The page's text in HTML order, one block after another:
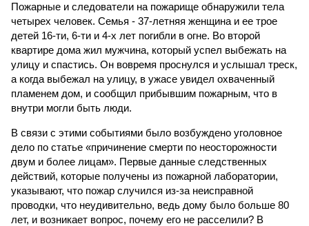
Пожарные и следователи на пожарище обнаружили тела
четырех человек. Семья - 37-летняя женщина и ее трое
детей 16-ти, 6-ти и 4-х лет погибли в огне. Во второй
квартире дома жил мужчина, который успел выбежать на
улицу и спастись. Он вовремя проснулся и услышал треск,
а когда выбежал на улицу, в ужасе увидел охваченный
пламенем дом, и сообщил прибывшим пожарным, что в
внутри могли быть люди.
В связи с этими событиями было возбуждено уголовное
дело по статье «причинение смерти по неосторожности
двум и более лицам». Первые данные следственных
действий, которые получены из пожарной лаборатории,
указывают, что пожар случился из-за неисправной
проводки, что неудивительно, ведь дому было больше 80
лет, и возникает вопрос, почему его не расселили? В